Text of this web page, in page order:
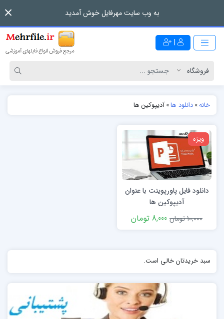
به وب سایت مهرفایل خوش آمدید
|
خانه»دانلود ها»آدیپوکین ها
ویژه
دانلود فایل پاورپوینت با عنوان
آدیپوکین ها
10,000 تومان
8,000 تومان
سبد خریدتان خالی است.